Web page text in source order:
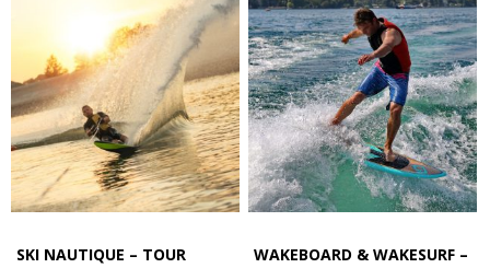
SKI NAUTIQUE – TOUR
WAKEBOARD & WAKESURF –